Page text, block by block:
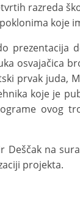
razreda
koje
prezentacija
osvajačica
prvak juda,
koje je
ovog
Deščak na
projekta.